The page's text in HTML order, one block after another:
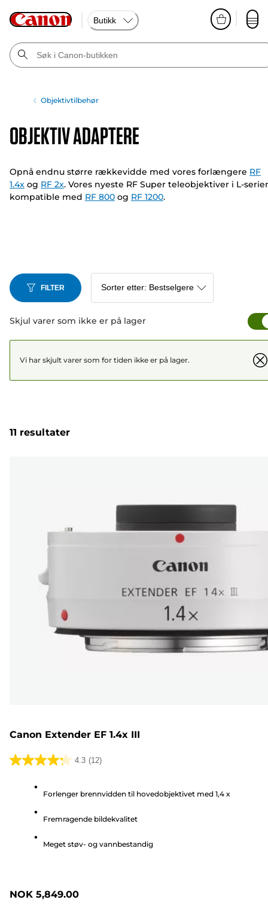
Butikk
Objektivtilbehør
Objektiv Adaptere
Opnå endnu større rækkevidde med vores forlængere RF
1.4x og RF 2x. Vores nyeste RF Super teleobjektiver i L-
kompatible med RF 800 og RF 1200.
FILTER
Skjul varer som ikke er på lager
Vi har skjult varer som for tiden ikke er på lager.
11 resultater
Canon Extender EF 1.4x III
4.3 (12)
4.3
stjerner.
omtaler
Forlenger brennvidden til hovedobjektivet med 1,4 x
Fremragende bildekvalitet
Meget støv- og vannbestandig
NOK 5,849.00